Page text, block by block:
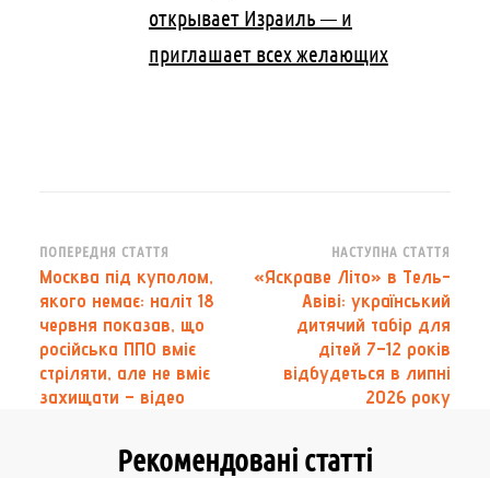
открывает Израиль — и
приглашает всех желающих
Навігація
по
запису
ПОПЕРЕДНЯ СТАТТЯ
Москва під куполом,
якого немає: наліт 18
червня показав, що
російська ППО вміє
стріляти, але не вміє
захищати – відео
НАСТУПНА СТАТТЯ
«Яскраве Літо» в Тель-
Авіві: український
дитячий табір для
дітей 7–12 років
відбудеться в липні
2026 року
Рекомендовані статті